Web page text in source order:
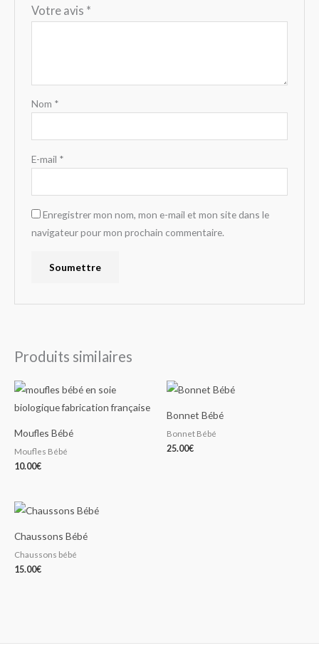
Votre avis *
Nom *
E-mail *
Enregistrer mon nom, mon e-mail et mon site dans le
navigateur pour mon prochain commentaire.
Produits similaires
Moufles Bébé
Moufles Bébé
10.00€
Bonnet Bébé
Bonnet Bébé
25.00€
Chaussons Bébé
Chaussons bébé
15.00€